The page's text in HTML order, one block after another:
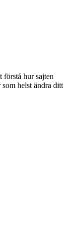
hur sajten
helst ändra ditt